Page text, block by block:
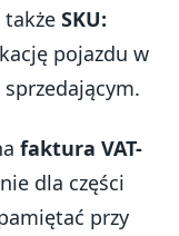
SKU:
pojazdu w
faktura VAT-
dla części
przy